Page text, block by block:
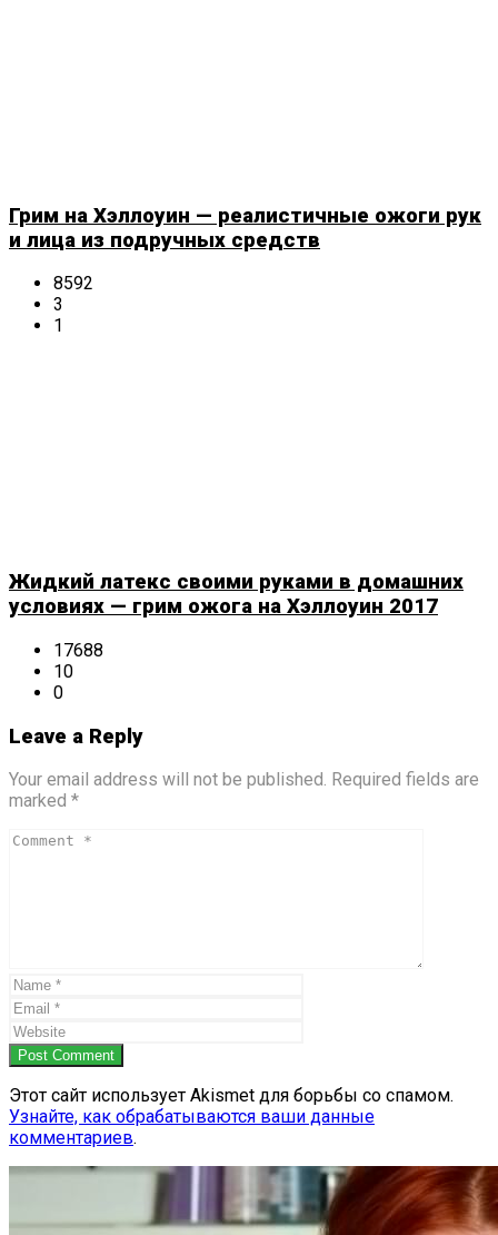
Грим на Хэллоуин — реалистичные ожоги рук
и лица из подручных средств
8592
3
1
Жидкий латекс своими руками в домашних
условиях — грим ожога на Хэллоуин 2017
17688
10
0
Leave a Reply
Your email address will not be published. Required fields are
marked *
Post Comment
Этот сайт использует Akismet для борьбы со спамом.
Узнайте, как обрабатываются ваши данные
комментариев.